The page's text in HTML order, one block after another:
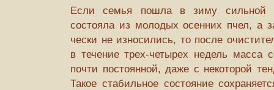
Если семья пошла в зиму сильной
состояла из молодых осенних пчел, а
чески не износились, то после
в течение трех-четырех недель масса
почти постоянной, даже с некоторой
Такое стабильное состояние